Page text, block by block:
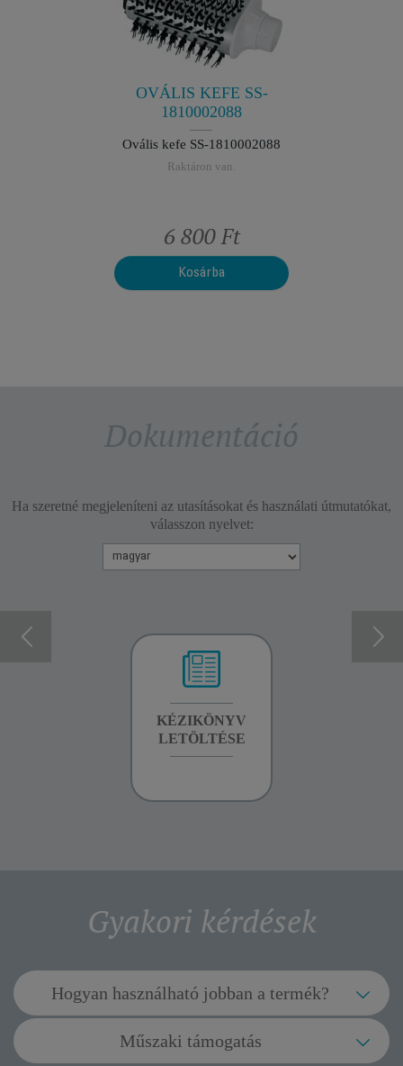
OVÁLIS KEFE SS-
1810002088
Ovális kefe SS-1810002088
Raktáron van.
6 800 Ft
Kosárba
Dokumentáció
Ha szeretné megjeleníteni az utasításokat és használati útmutatókat,
válasszon nyelvet:
KÉZIKÖNYV
LETÖLTÉSE
Gyakori kérdések
Hogyan használható jobban a termék?
Mi az ionikus funkció célja (típustól
függően)?
Műszaki támogatás